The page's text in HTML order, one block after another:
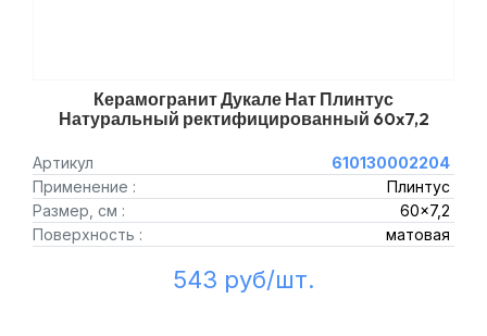
Керамогранит Дукале Нат Плинтус
Натуральный ректифицированный 60x7,2
Артикул
610130002204
Применение :
Плинтус
Размер, см :
60x7,2
Поверхность :
матовая
543 руб/шт.